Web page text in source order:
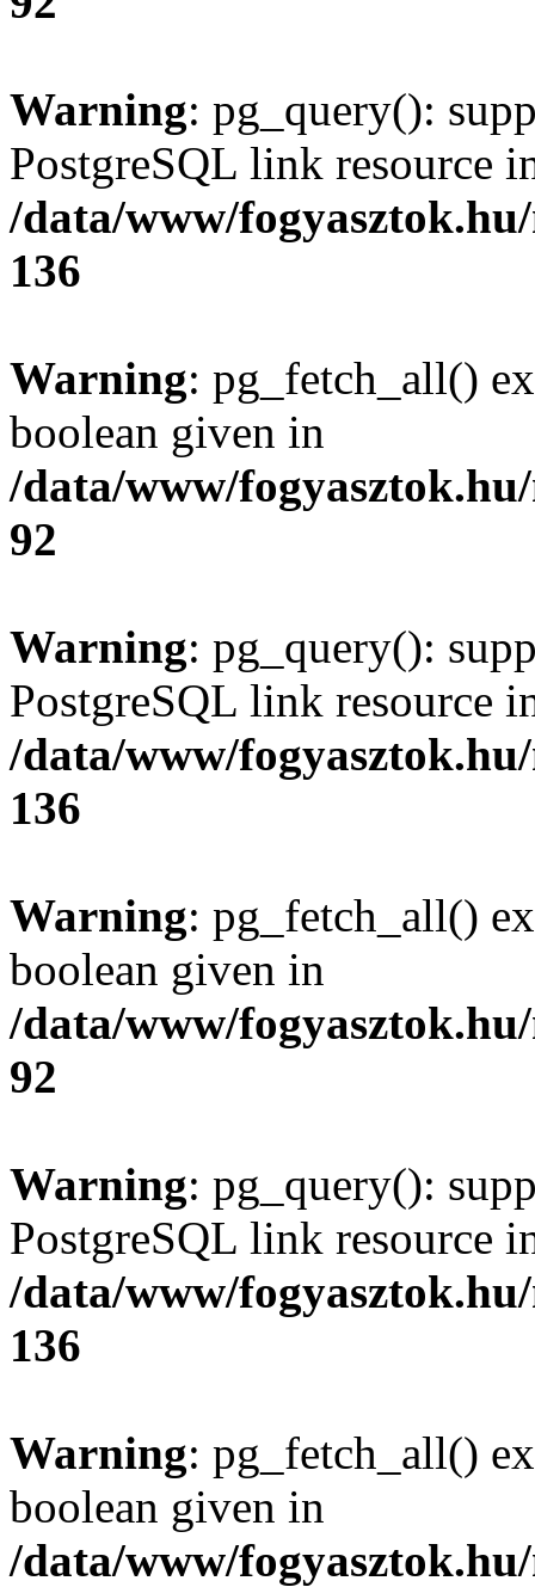
Warning: pg_query():
PostgreSQL link resource
/data/www/
136
Warning: pg_fetch_all()
boolean given in
/data/www/
92
Warning: pg_query():
PostgreSQL link resource
/data/www/
136
Warning: pg_fetch_all()
boolean given in
/data/www/
92
Warning: pg_query():
PostgreSQL link resource
/data/www/
136
Warning: pg_fetch_all()
boolean given in
/data/www/